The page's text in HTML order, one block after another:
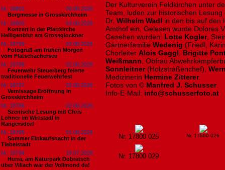
Nr. 18801
06.08.2026
Bergmesse in Grosskirchheim
Nr. 18800
03.08.2026
Konzert in der Pfarrkirche
Heiligenblut am Grossglockner
Nr. 18799
03.08.2026
Fotogruß am frühen Morgen
vom Flatschachersee
Nr. 18798
02.08.2026
Feuerwehr Steuerberg feierte
traditionelle Feuerwehrfest
Nr. 18797
02.08.2026
Vernissage Eröffnung in
Grosskirchheim
Nr. 18796
02.08.2026
Szenische Lesung mit Chris
Lohner im Wirtstadl in
Rangersdorf
Nr. 18795
01.08.2026
Sommer Einkaufsnacht in der
Tiebelstadt
Nr. 18794
29.07.2026
Hurra, am Naturpark Dobratsch
über Villach war der Vollmond da!
Der Kulturverein Feldkirchen unter
Team, luden zur historischen
Dr. Wilhelm Wadl in den bis auf den
Amthof ein. Gelesen wurde Dolores
Gesehen wurden: Lotte Kogler,
Gärtnerfamilie Wedenig (Friedl,
Chorleiter Alois Gaggl
Brigitte
Weißmann , Obfrau
Sonnleitner(Holzstraßenchef),
Medizinerin Hermine Zitterer.
Fotos von © Manfred J. Schusser.
Info-E-Mail: info@schusserfoto.at
Nr. 17800 025 Nr. 17800 026
Nr. 17800 029